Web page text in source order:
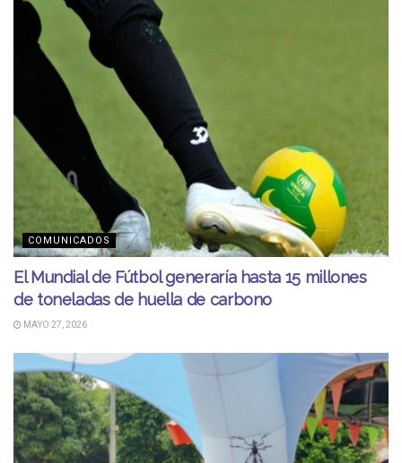
COMUNICADOS
El Mundial de Fútbol generaría hasta 15 millones
de toneladas de huella de carbono
MAYO 27, 2026